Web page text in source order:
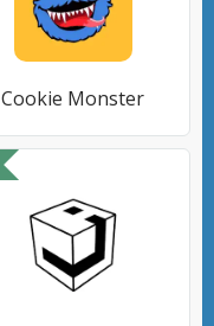
Cookie Monster